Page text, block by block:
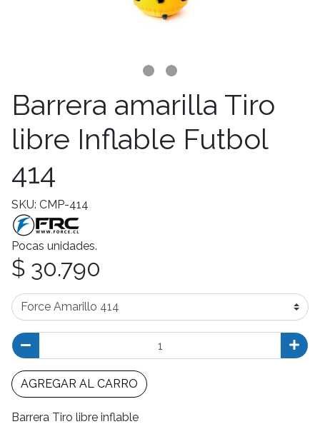
Barrera amarilla Tiro
libre Inflable Futbol
414
SKU: CMP-414
Pocas unidades.
$ 30.790
AGREGAR AL CARRO
Barrera Tiro libre inflable